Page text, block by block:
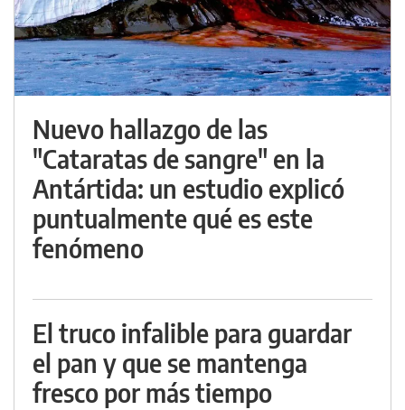
Nuevo hallazgo de las
"Cataratas de sangre" en la
Antártida: un estudio explicó
puntualmente qué es este
fenómeno
El truco infalible para guardar
el pan y que se mantenga
fresco por más tiempo